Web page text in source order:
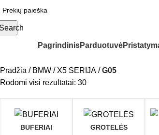
PagrindinisParduotuvė
Pradžia BMW X5 SERIJA
G05
Rodomi visi rezultatai: 30
BUFERIAI
GROTELĖS